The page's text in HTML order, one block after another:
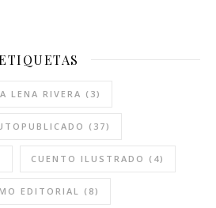
LENA RIVERA (3)
(37)
CUENTO ILUSTRADO (4)
EDITORIAL (8)